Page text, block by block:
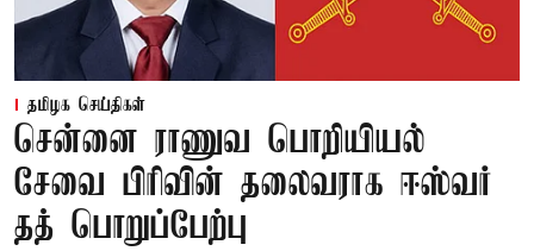
தமிழக செய்திகள்
சென்னை ராணுவ பொறியியல்
சேவை பிரிவின் தலைவராக ஈஸ்வர்
தத் பொறுப்பேற்பு